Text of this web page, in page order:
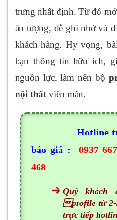
trưng nhất định. Từ đó
ấn tượng, dễ ghi nhớ và
khách hàng. Hy vọng,
bạn thông tin hữu ích,
nguồn lực, làm nên bộ
nội thất viên mãn.
Hotline tư
báo giá :
0937
468
Quý khách
profile từ 2-
trực tiếp